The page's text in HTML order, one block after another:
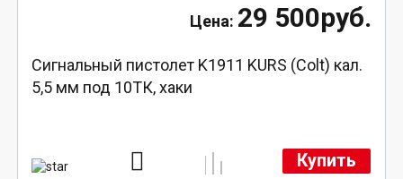
29 500руб.
Сигнальный пистолет K1911 KURS (Colt) кал.
5,5 мм под 10ТК, хаки
Купить